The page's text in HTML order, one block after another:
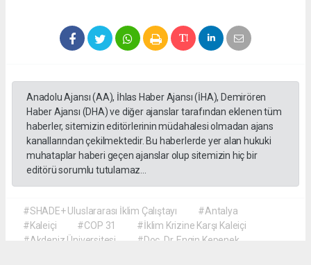
Anadolu Ajansı (AA), İhlas Haber Ajansı (İHA), Demirören
Haber Ajansı (DHA) ve diğer ajanslar tarafından eklenen tüm
haberler, sitemizin editörlerinin müdahalesi olmadan ajans
kanallarından çekilmektedir. Bu haberlerde yer alan hukuki
muhataplar haberi geçen ajanslar olup sitemizin hiç bir
editörü sorumlu tutulamaz...
#SHADE+ Uluslararası İklim Çalıştayı
#Antalya
#Kaleiçi
#COP 31
#İklim Krizine Karşı Kaleiçi
#Akdeniz Üniversitesi
#Doç. Dr. Engin Kepenek